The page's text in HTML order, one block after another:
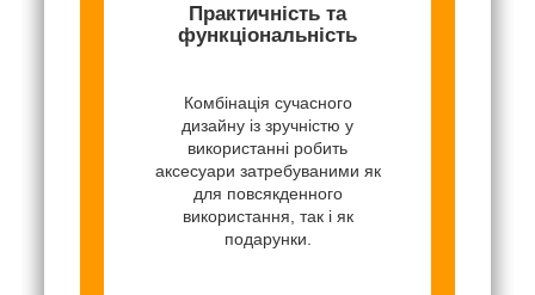
Практичність та
функціональність
Комбінація сучасного
дизайну із зручністю у
використанні робить
аксесуари затребуваними як
для повсякденного
використання, так і як
подарунки.